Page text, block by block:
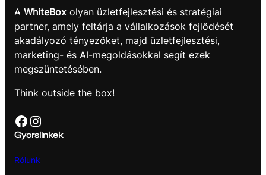
A WhiteBox olyan üzletfejlesztési és stratégiai
partner, amely feltárja a vállalkozások fejlődését
akadályozó tényezőket, majd üzletfejlesztési,
marketing- és AI-megoldásokkal segít ezek
megszüntetésében.
Think outside the box!
Facebook Instagram
Gyorslinkek
Rólunk